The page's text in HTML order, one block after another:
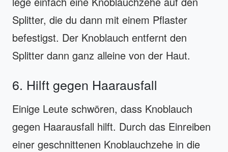
Splitter, die du dann mit einem Pflaster
befestigst. Der Knoblauch entfernt den
Splitter dann ganz alleine von der Haut.
6. Hilft gegen Haarausfall
Einige Leute schwören, dass Knoblauch
gegen Haarausfall hilft. Durch das Einreiben
einer geschnittenen Knoblauchzehe in die